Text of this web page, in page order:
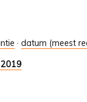
· datum (meest
2019